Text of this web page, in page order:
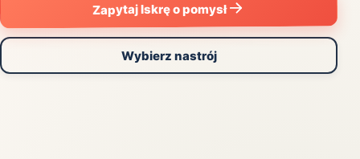
Zapytaj Iskrę o pomysł
Wybierz nastrój